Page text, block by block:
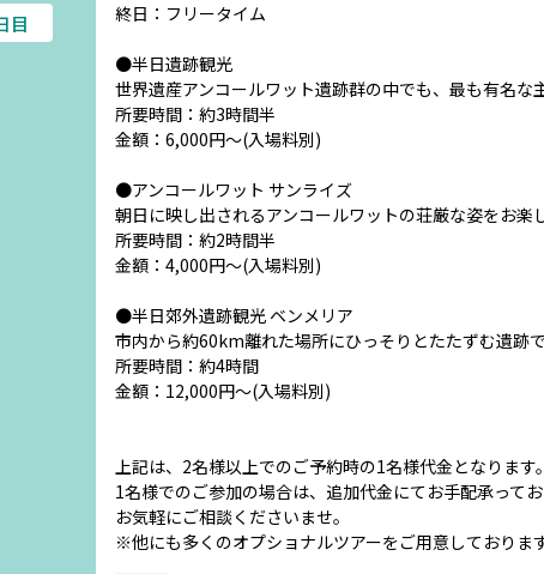
目 終日：フリータイム
●半日遺跡観光
世界遺産アンコールワット遺跡群の中でも、最も有名な
所要時間：約3時間半
金額：6,000円～(入場料別)
●アンコールワット サンライズ
朝日に映し出されるアンコールワットの荘厳な姿をお楽
所要時間：約2時間半
金額：4,000円～(入場料別)
●半日郊外遺跡観光 ベンメリア
市内から約60km離れた場所にひっそりとたたずむ遺跡
所要時間：約4時間
金額：12,000円～(入場料別)
上記は、2名様以上でのご予約時の1名様代金となります。
1名様でのご参加の場合は、追加代金にてお手配承ってお
お気軽にご相談くださいませ。
※他にも多くのオプショナルツアーをご用意しております